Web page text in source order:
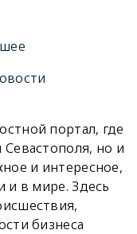
портал, где
но и
и интересное,
и в мире. Здесь
бизнеса